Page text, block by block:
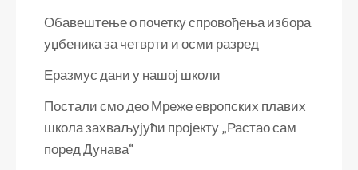
Обавештење о почетку спровођења избора
уџбеника за четврти и осми разред
Еразмус дани у нашој школи
Постали смо део Мреже европских плавих
школа захваљујући пројекту „Растао сам
поред Дунава“